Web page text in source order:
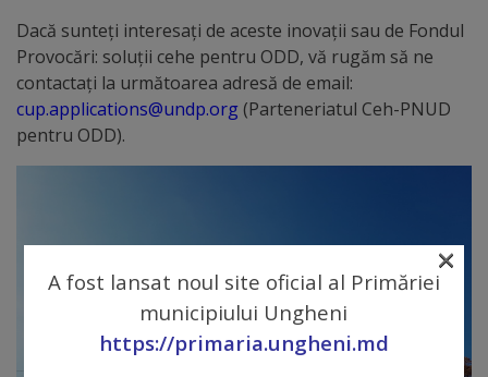
Galerii
foto
Administrație
Primar
Viceprimari
Organigrama
Dacă sunteți interesați de aceste inovații sau de Fondul
Provocări: soluții cehe pentru ODD, vă rugăm să ne
contactați la următoarea adresă de email:
cup.applications@undp.org (Parteneriatul Ceh-PNUD
pentru ODD).
A fost lansat noul site oficial al Primăriei
municipiului Ungheni
https://primaria.ungheni.md
×